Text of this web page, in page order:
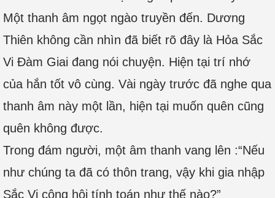
Một thanh âm ngọt ngào truyền đến. Dương
Thiên không cần nhìn đã biết rõ đây là Hỏa Sắc
Vi Đàm Giai đang nói chuyện. Hiện tại trí nhớ
của hắn tốt vô cùng. Vài ngày trước đã nghe qua
thanh âm này một lần, hiện tại muốn quên cũng
quên không được.
Trong đám người, một âm thanh vang lên :“Nếu
như chúng ta đã có thôn trang, vậy khi gia nhập
Sắc Vi công hội tính toán như thế nào?”